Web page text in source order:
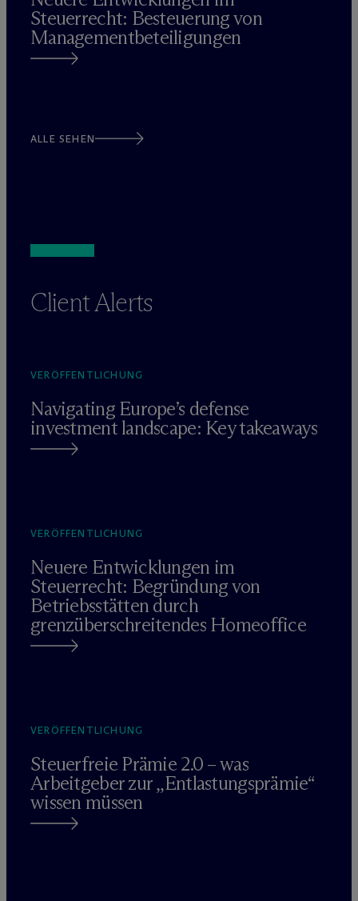
Steuerrecht: Besteuerung von
Managementbeteiligungen
ALLE SEHEN
Client Alerts
VERÖFFENTLICHUNG
Navigating Europe’s defense
investment landscape: Key takeaways
VERÖFFENTLICHUNG
Neuere Entwicklungen im
Steuerrecht: Begründung von
Betriebsstätten durch
grenzüberschreitendes Homeoffice
VERÖFFENTLICHUNG
Steuerfreie Prämie 2.0 – was
Arbeitgeber zur „Entlastungsprämie“
wissen müssen